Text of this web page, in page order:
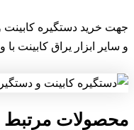
و سایر ابزار یراق کابینت
محصولات مرتبط